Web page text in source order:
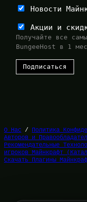
Новости
Акции и
Получайте все
BungeeHost в 1
О Нас / Политика
Авторов и
Рекомендательные
игроков Майнкрафт
Скачать Плагины